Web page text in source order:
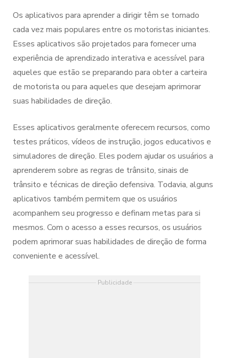
Os aplicativos para aprender a dirigir têm se tornado
cada vez mais populares entre os motoristas iniciantes.
Esses aplicativos são projetados para fornecer uma
experiência de aprendizado interativa e acessível para
aqueles que estão se preparando para obter a carteira
de motorista ou para aqueles que desejam aprimorar
suas habilidades de direção.
Esses aplicativos geralmente oferecem recursos, como
testes práticos, vídeos de instrução, jogos educativos e
simuladores de direção. Eles podem ajudar os usuários a
aprenderem sobre as regras de trânsito, sinais de
trânsito e técnicas de direção defensiva. Todavia, alguns
aplicativos também permitem que os usuários
acompanhem seu progresso e definam metas para si
mesmos. Com o acesso a esses recursos, os usuários
podem aprimorar suas habilidades de direção de forma
conveniente e acessível.
Publicidade